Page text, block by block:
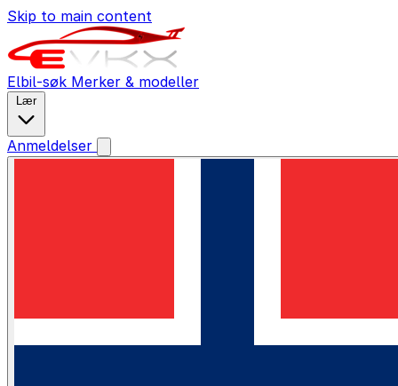
Skip to main content
Elbil-søk Merker & modeller
Lær
Anmeldelser